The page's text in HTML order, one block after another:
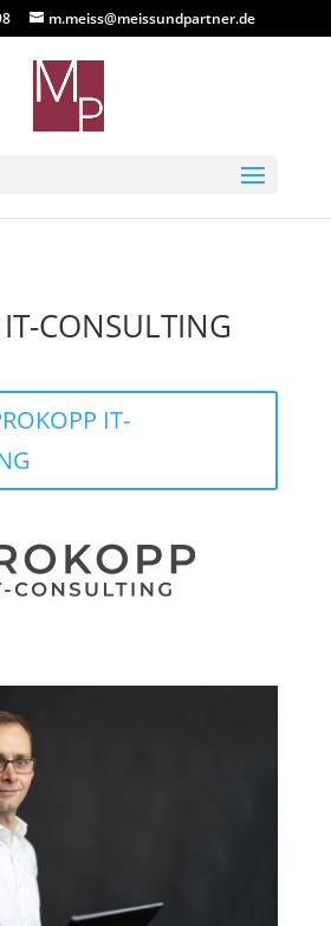
m.meiss@meissundpartner.de
CONSULTING
IT-